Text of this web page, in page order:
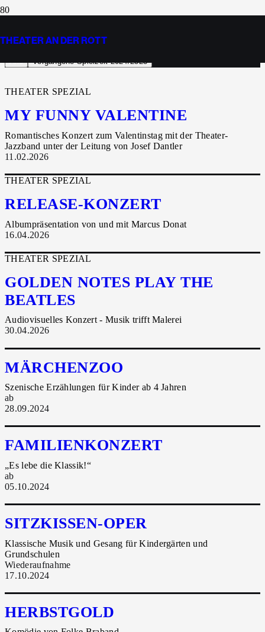
THEATER AN DER ROTT
RÜCKBLICK 2024/25
Alle Vergangene Spielzeit 2024/2523
THEATER SPEZIAL
MY FUNNY VALENTINE
Romantisches Konzert zum Valentinstag mit der Theater-
Jazzband unter der Leitung von Josef Dantler
11.02.2026
THEATER SPEZIAL
RELEASE-KONZERT
Albumpräsentation von und mit Marcus Donat
16.04.2026
THEATER SPEZIAL
GOLDEN NOTES PLAY THE
BEATLES
Audiovisuelles Konzert - Musik trifft Malerei
30.04.2026
MÄRCHENZOO
Szenische Erzählungen für Kinder ab 4 Jahren
ab
28.09.2024
FAMILIENKONZERT
„Es lebe die Klassik!“
ab
05.10.2024
SITZKISSEN-OPER
Klassische Musik und Gesang für Kindergärten und
Grundschulen
Wiederaufnahme
17.10.2024
HERBSTGOLD